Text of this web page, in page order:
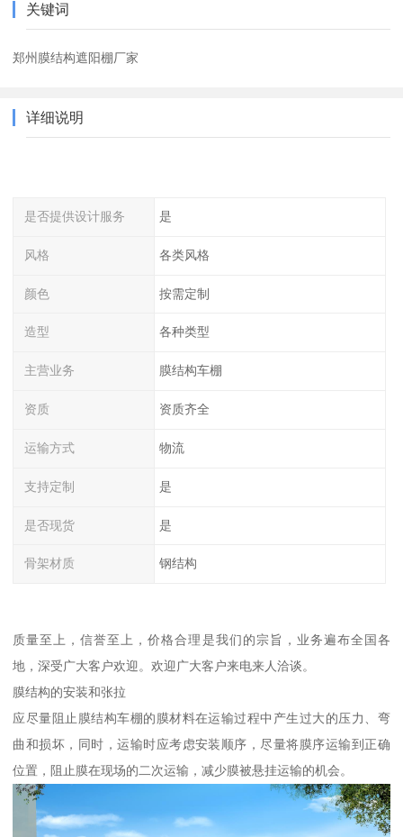
关键词
郑州膜结构遮阳棚厂家
详细说明
是否提供设计服务 是
风格 各类风格
颜色 按需定制
造型 各种类型
主营业务 膜结构车棚
资质 资质齐全
运输方式 物流
支持定制 是
是否现货 是
骨架材质 钢结构
质量至上，信誉至上，价格合理是我们的宗旨，业务遍布全国各
地，深受广大客户欢迎。欢迎广大客户来电来人洽谈。
膜结构的安装和张拉
应尽量阻止膜结构车棚的膜材料在运输过程中产生过大的压力、弯
曲和损坏，同时，运输时应考虑安装顺序，尽量将膜序运输到正确
位置，阻止膜在现场的二次运输，减少膜被悬挂运输的机会。